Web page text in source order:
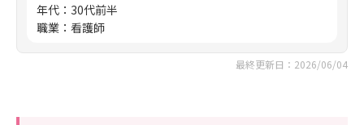
年代 ： 30代前半
職業 ： 看護師
最終更新日：2026/06/04